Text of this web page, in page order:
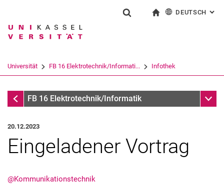
Springe direkt zu: Inhalt
Springe direkt zu: Suche
Springe direkt zu:
Suchbegriff
Suchen (öffnet externen Link in einem
DEUTSCH :
Universität FB 16 Elektrotechnik/Informati... Infothek
InfothekFB 16 Elektrotechnik/Informatik
20.12.2023
Eingeladener Vortrag
@Kommunikationstechnik